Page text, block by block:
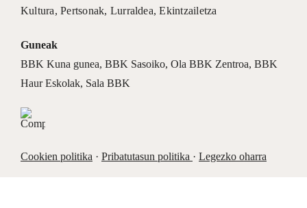
Kultura,Pertsonak, Lurraldea,Ekintzailetza
Guneak
BBK Kuna gunea, BBK Sasoiko, Ola BBK Zentroa, BBK
Haur Eskolak, Sala BBK
Cookien politika · Pribatutasun politika · Legezko oharra